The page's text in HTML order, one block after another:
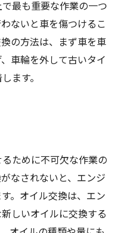
最も重要な作業の一つ
ないと車を傷つけるこ
の方法は、まず車を車
車輪を外して古いタイ
ます。
ために不可欠な作業の
なされないと、エンジ
。オイル交換は、エン
しいオイルに交換する